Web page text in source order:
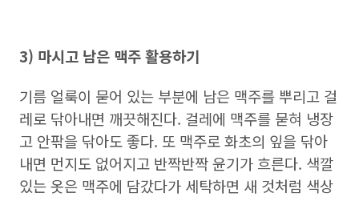
3) 마시고 남은 맥주 활용하기
기름 얼룩이 묻어 있는 부분에 남은 맥주를 뿌리고 걸
레로 닦아내면 깨끗해진다. 걸레에 맥주를 묻혀 냉장
고 안팎을 닦아도 좋다. 또 맥주로 화초의 잎을 닦아
내면 먼지도 없어지고 반짝반짝 윤기가 흐른다. 색깔
있는 옷은 맥주에 담갔다가 세탁하면 새 것처럼 색상